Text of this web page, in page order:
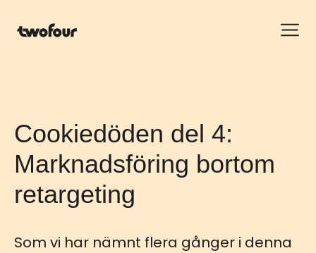
Cookiedöden del 4:
Marknadsföring bortom
retargeting
Som vi har nämnt flera gånger i denna